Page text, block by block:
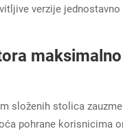
verzije
složenih stolica
pohrane korisnicima